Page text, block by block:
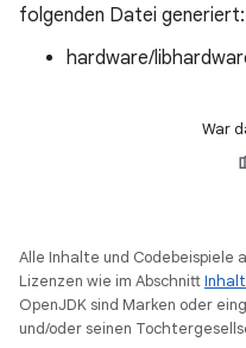
folgenden Datei generiert:
hardware/
War
Alle Inhalte und Codebeispiele
Lizenzen wie im Abschnitt
OpenJDK sind Marken oder
und/oder seinen